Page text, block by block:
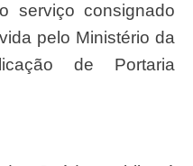
pelo Ministério da
de Portaria